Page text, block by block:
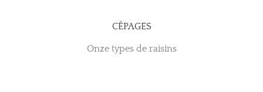
CÉPAGES
Onze types de raisins